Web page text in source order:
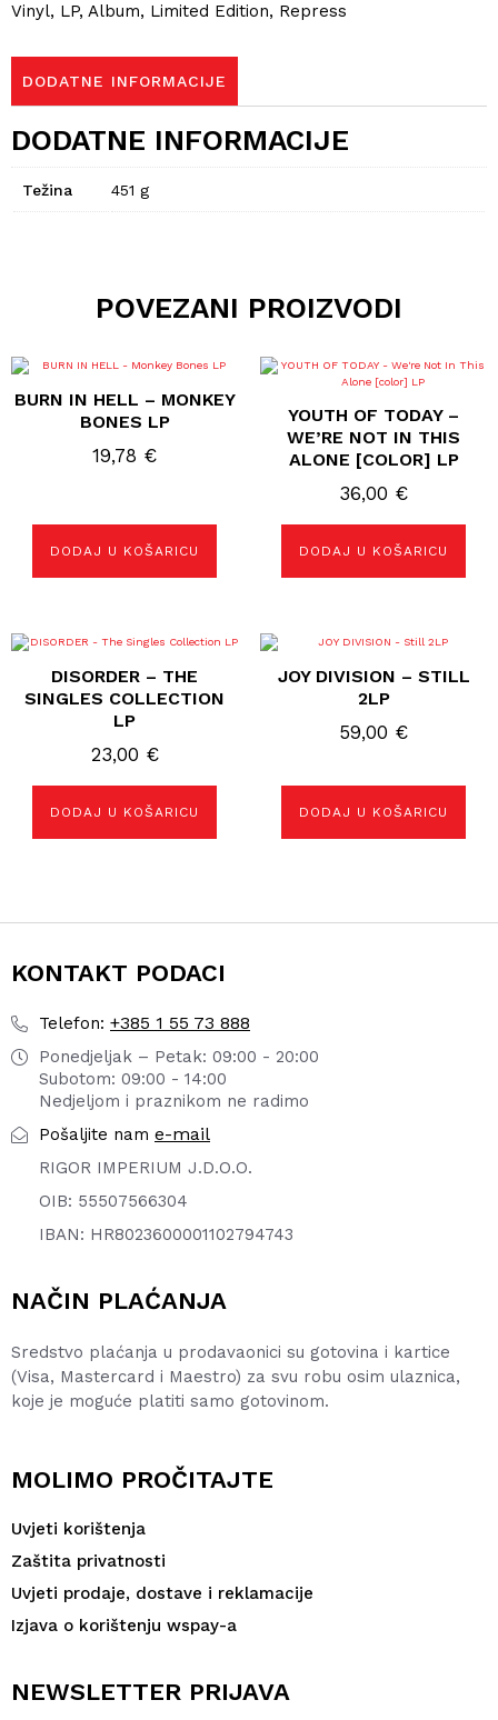
Vinyl, LP, Album, Limited Edition, Repress
DODATNE INFORMACIJE
DODATNE INFORMACIJE
Težina 451 g
POVEZANI PROIZVODI
BURN IN HELL – MONKEY
BONES LP
19,78 €
DODAJ U KOŠARICU
YOUTH OF TODAY –
WE’RE NOT IN THIS
ALONE [COLOR] LP
36,00 €
DODAJ U KOŠARICU
DISORDER – THE
SINGLES COLLECTION
LP
23,00 €
DODAJ U KOŠARICU
JOY DIVISION – STILL
2LP
59,00 €
DODAJ U KOŠARICU
KONTAKT PODACI
Telefon: +385 1 55 73 888
Ponedjeljak – Petak: 09:00 - 20:00
Subotom: 09:00 - 14:00
Nedjeljom i praznikom ne radimo
Pošaljite nam e-mail
RIGOR IMPERIUM J.D.O.O.
OIB: 55507566304
IBAN: HR8023600001102794743
NAČIN PLAĆANJA
Sredstvo plaćanja u prodavaonici su gotovina i kartice
(Visa, Mastercard i Maestro) za svu robu osim ulaznica,
koje je moguće platiti samo gotovinom.
MOLIMO PROČITAJTE
Uvjeti korištenja
Zaštita privatnosti
Uvjeti prodaje, dostave i reklamacije
Izjava o korištenju wspay-a
NEWSLETTER PRIJAVA